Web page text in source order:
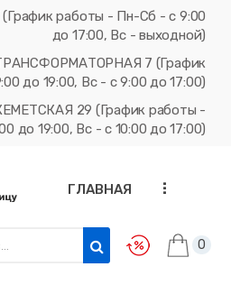
работы - Пн-Сб - с 9:00
до 17:00, Вс - выходной)
7 (График
до 19:00, Вс - с 9:00 до 17:00)
29 (График работы -
до 19:00, Вс - с 10:00 до 17:00)
ГЛАВНАЯ ...
0